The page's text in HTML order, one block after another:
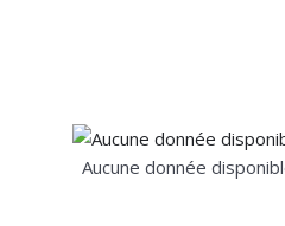
Aucune donnée